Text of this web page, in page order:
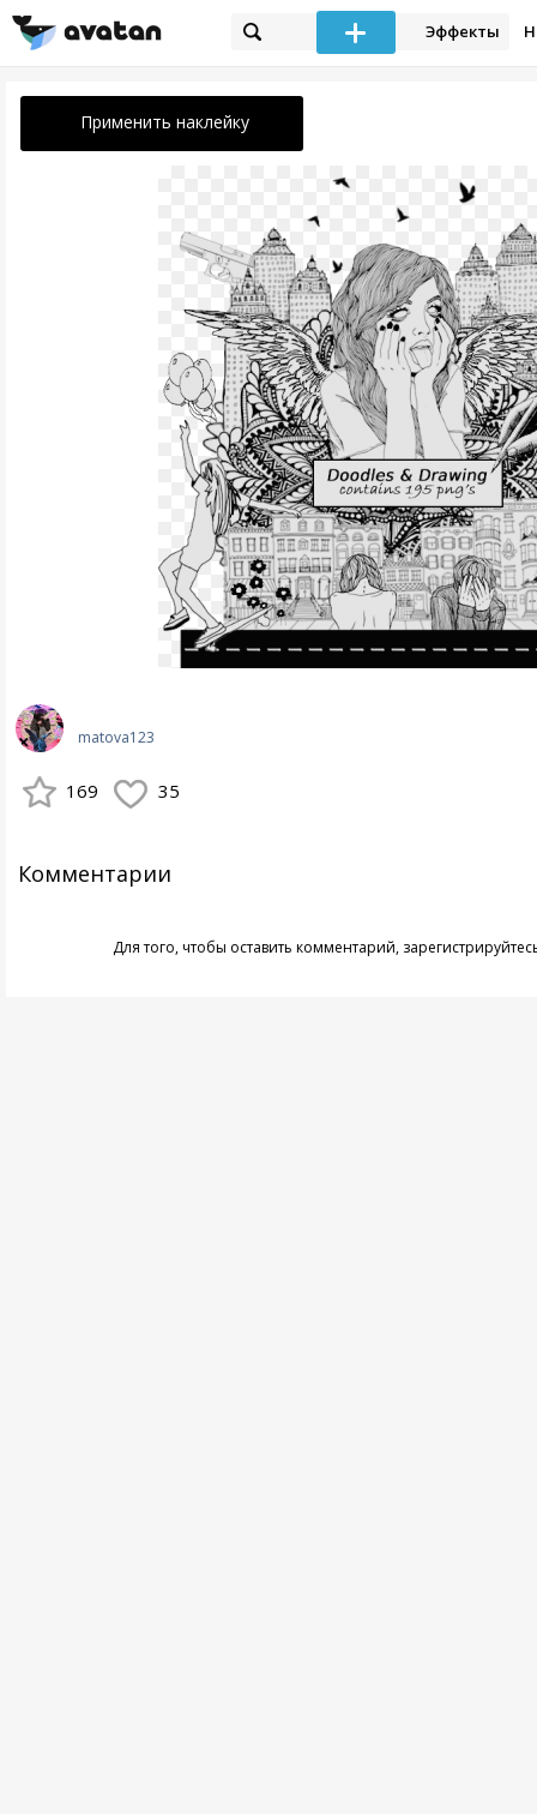
Эффекты
Применить наклейку
matova123
169 35
Комментарии
Для того, чтобы оставить комментарий,